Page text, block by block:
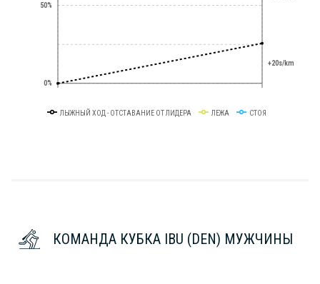
0%
50%
+20s/km
ЛЫЖНЫЙ ХОД - ОТСТАВАНИЕ ОТ ЛИДЕРА ЛЕЖА СТОЯ
КОМАНДА КУБКА IBU (DEN) МУЖЧИНЫ